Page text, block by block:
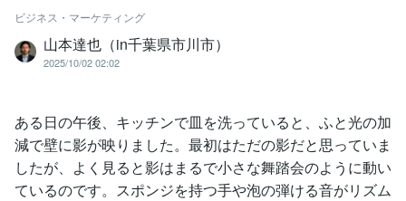
ビジネス・マーケティング
山本達也（in千葉県市川市）
2025/10/02 02:02
ある日の午後、キッチンで皿を洗っていると、ふと光の加
減で壁に影が映りました。最初はただの影だと思っていま
したが、よく見ると影はまるで小さな舞踏会のように動い
ているのです。スポンジを持つ手や泡の弾ける音がリズム